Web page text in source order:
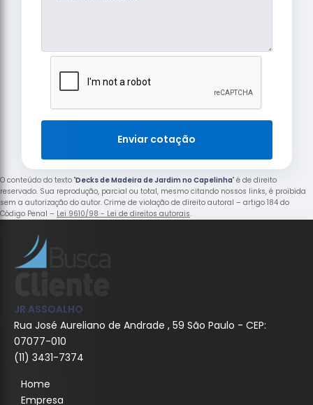
Enviar cotação
O conteúdo do texto "Decks de Madeira de Jardim no Capelinha" é de direito
reservado. Sua reprodução, parcial ou total, mesmo citando nossos links, é proibida
sem a autorização do autor. Crime de violação de direito autoral – artigo 184 do
Código Penal – Lei 9610/98 - Lei de direitos autorais.
JR ASSOALHO
Rua José Aureliano de Andrade , 59 São Paulo - CEP:
07077-010
(11) 3431-7374
Home
Empresa